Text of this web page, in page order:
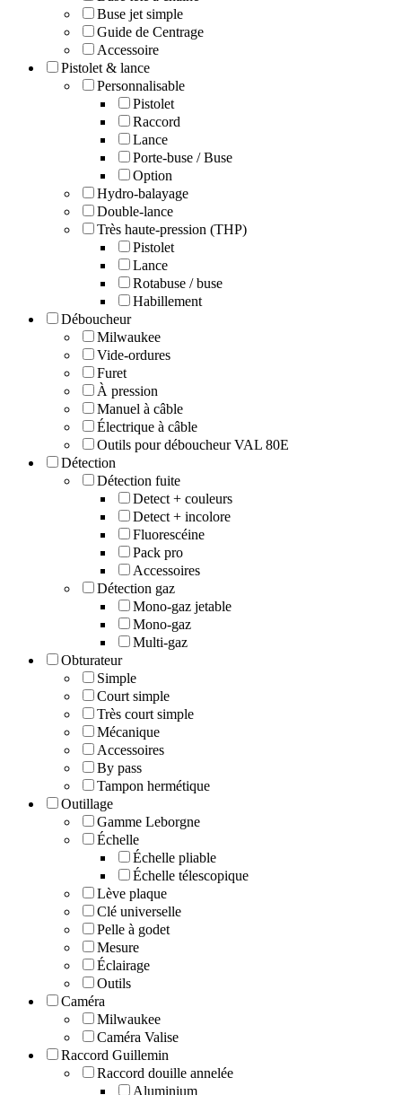
Buse jet simple
Guide de Centrage
Accessoire
Pistolet & lance
Personnalisable
Pistolet
Raccord
Lance
Porte-buse / Buse
Option
Hydro-balayage
Double-lance
Très haute-pression (THP)
Pistolet
Lance
Rotabuse / buse
Habillement
Déboucheur
Milwaukee
Vide-ordures
Furet
À pression
Manuel à câble
Électrique à câble
Outils pour déboucheur VAL 80E
Détection
Détection fuite
Detect + couleurs
Detect + incolore
Fluorescéine
Pack pro
Accessoires
Détection gaz
Mono-gaz jetable
Mono-gaz
Multi-gaz
Obturateur
Simple
Court simple
Très court simple
Mécanique
Accessoires
By pass
Tampon hermétique
Outillage
Gamme Leborgne
Échelle
Échelle pliable
Échelle télescopique
Lève plaque
Clé universelle
Pelle à godet
Mesure
Éclairage
Outils
Caméra
Milwaukee
Caméra Valise
Raccord Guillemin
Raccord douille annelée
Aluminium